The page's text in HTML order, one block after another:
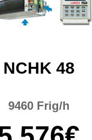
NCHK 48
9460 Frig/h